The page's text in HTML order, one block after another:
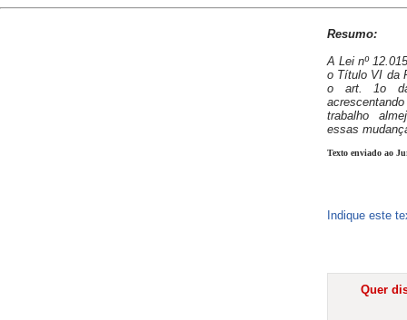
Resumo:
A Lei nº
o Título VI da
o art. 1o
trabalho
essas
Texto enviado ao
Indique este
Quer